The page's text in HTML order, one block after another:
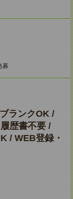
募
ランクOK /
歴書不要 /
/ WEB登録・